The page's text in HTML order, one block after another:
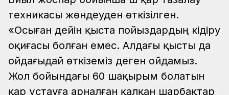
техникасы жөндеуден өткізілген.
«Осыған дейін қыста пойыздардың кідіру
оқиғасы болған емес. Алдағы қысты да
ойдағыдай өткіземіз деген ойдамыз.
Жол бойындағы 60 шақырым болатын
қар ұстауға арналған қалқан шарбақтар